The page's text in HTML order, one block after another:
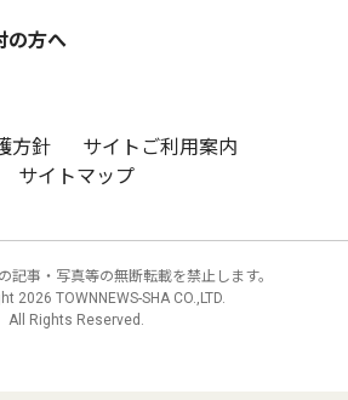
の方へ
方針
サイトご利用案内
サイトマップ
記事・写真等の無断転載を禁止します。
2026 TOWNNEWS-SHA CO.,LTD.
All Rights Reserved.